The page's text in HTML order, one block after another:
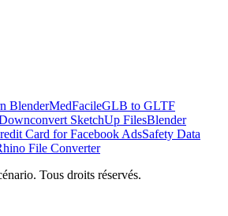
BlenderMedFacileGLB to GLTF
SketchUp FilesBlender
Card for Facebook AdsSafety Data
File Converter
Tous droits réservés.